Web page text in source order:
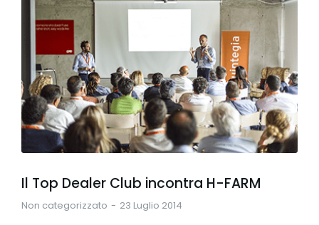
Il Top Dealer Club incontra H-FARM
Non categorizzato 23 Luglio 2014